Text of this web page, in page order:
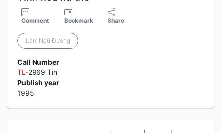
Comment Bookmark Share
Lâm Ngữ Đường
Call Number
TL -2969 Tin
Publish year
1995